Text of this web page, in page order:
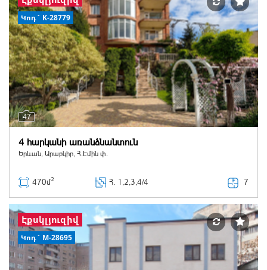
47
Կոդ` K-28779
4 հարկանի առանձնանտուն
Երևան, Արաբկիր, Հ.Էմին փ.
470մ2 Հ. 1,2,3,4/4 7
Կոդ` M-28695
Էքսկլյուզիվ